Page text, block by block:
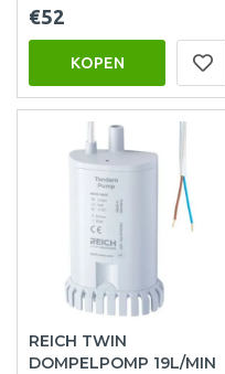
€52
KOPEN
REICH TWIN
DOMPELPOMP 19L/MIN